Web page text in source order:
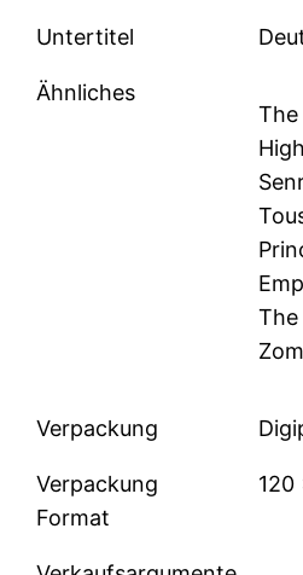
Untertitel
Ähnliches
The
The
Verpackung
Verpackung
Format
120